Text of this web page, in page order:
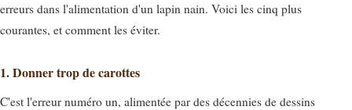
erreurs dans l'alimentation d'un lapin nain. Voici les cinq plus
courantes, et comment les éviter.
1. Donner trop de carottes
C'est l'erreur numéro un, alimentée par des décennies de dessins